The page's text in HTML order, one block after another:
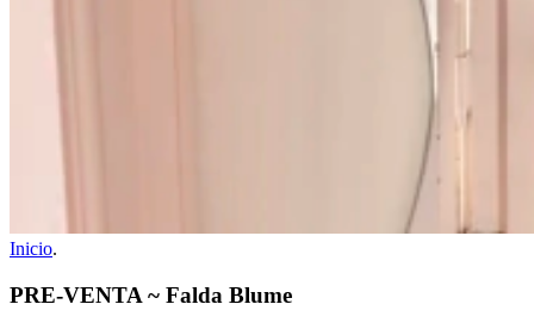
Inicio.
PRE-VENTA ~ Falda Blume